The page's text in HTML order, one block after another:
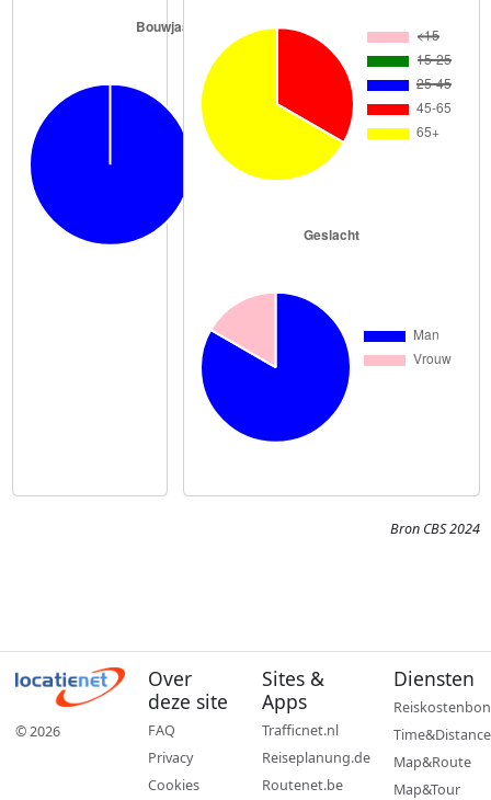
Bron CBS 2024
© 2026
Over
deze site
FAQ
Privacy
Cookies
Sites &
Apps
Trafficnet.nl
Reiseplanung.de
Routenet.be
Diensten
Reiskostenbon
Time&Distance
Map&Route
Map&Tour